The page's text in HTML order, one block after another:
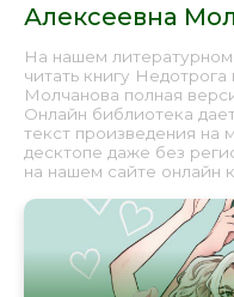
Алексеевна
На нашем
читать книгу
Молчанова полная
Онлайн библиотека
текст произведения на
десктопе даже без
на нашем сайте онлайн